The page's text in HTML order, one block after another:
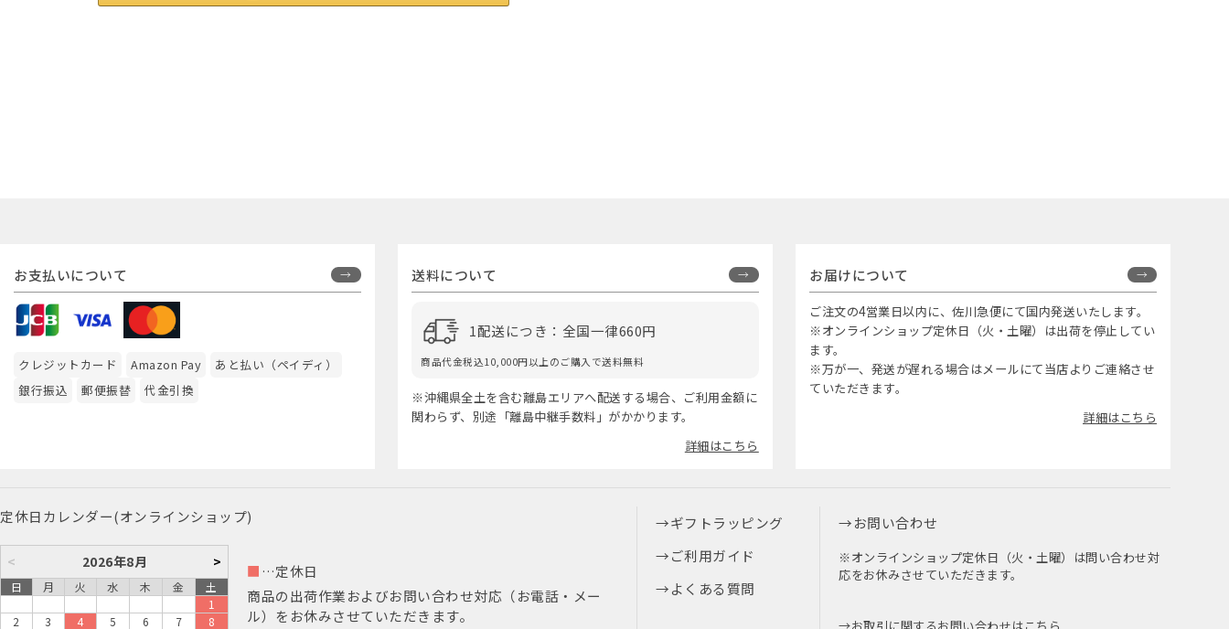
お支払いについて
クレジットカード Amazon Pay
あと払い（ペイディ）
銀行振込
郵便振替 代金引換
送料について
1配送につき：全国一律660円
商品代金税込10,000円以上のご購入で送料無料
※沖縄県全土を含む離島エリアへ配送する場合、ご利用金額に
関わらず、別途「離島中継手数料」がかかります。
詳細はこちら
お届けについて
ご注文の4営業日以内に、佐川急便にて国内発送いたします。
※オンラインショップ定休日（火・土曜）は出荷を停止してい
ます。
※万が一、発送が遅れる場合はメールにて当店よりご連絡させ
ていただきます。
詳細はこちら
定休日カレンダー(オンラインショップ)
< 2026年8月 >
日 月 火 水 木 金
土
1
2
3 4 5 6 7 8
■ …定休日
商品の出荷作業およびお問い合わせ対応（お電話・メー
ル）をお休みさせていただきます。
ギフトラッピング
ご利用ガイド
よくある質問
お問い合わせ
※オンラインショップ定休日（火・土曜）は問い合わせ対
応をお休みさせていただきます。
お取引に関するお問い合わせはこちら